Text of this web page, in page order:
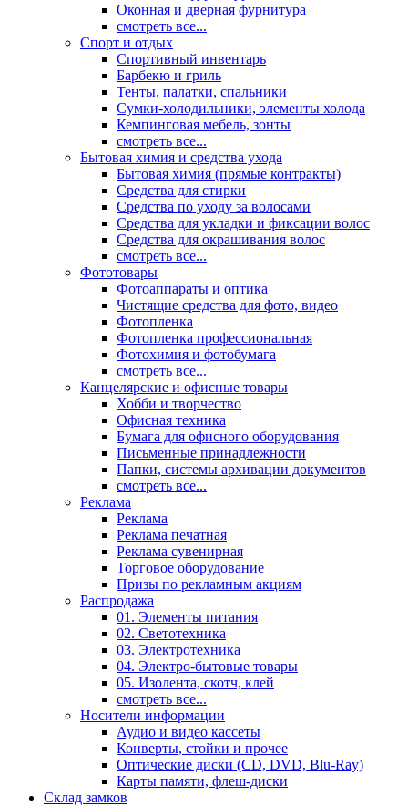
Оконная и дверная фурнитура
смотреть все...
Спорт и отдых
Спортивный инвентарь
Барбекю и гриль
Тенты, палатки, спальники
Сумки-холодильники, элементы холода
Кемпинговая мебель, зонты
смотреть все...
Бытовая химия и средства ухода
Бытовая химия (прямые контракты)
Средства для стирки
Средства по уходу за волосами
Средства для укладки и фиксации волос
Средства для окрашивания волос
смотреть все...
Фототовары
Фотоаппараты и оптика
Чистящие средства для фото, видео
Фотопленка
Фотопленка профессиональная
Фотохимия и фотобумага
смотреть все...
Канцелярские и офисные товары
Хобби и творчество
Офисная техника
Бумага для офисного оборудования
Письменные принадлежности
Папки, системы архивации документов
смотреть все...
Реклама
Реклама
Реклама печатная
Реклама сувенирная
Торговое оборудование
Призы по рекламным акциям
Распродажа
01. Элементы питания
02. Светотехника
03. Электротехника
04. Электро-бытовые товары
05. Изолента, скотч, клей
смотреть все...
Носители информации
Аудио и видео кассеты
Конверты, стойки и прочее
Оптические диски (CD, DVD, Blu-Ray)
Карты памяти, флеш-диски
Склад замков